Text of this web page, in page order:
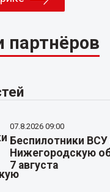
партнёров
07.8.2026 09:00
Беспилотники ВСУ
Нижегородскую
7 августа